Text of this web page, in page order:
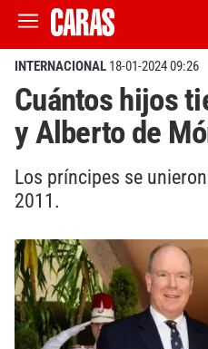
INTERNACIONAL 18-01-2024 09:26
Cuántos hijos
y Alberto de
Los príncipes se
2011.